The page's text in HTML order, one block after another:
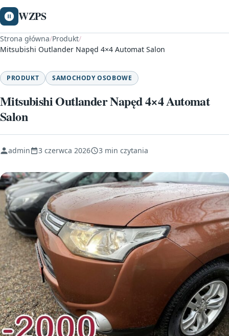
WZPS
Strona główna/Produkt/
Mitsubishi Outlander Napęd 4×4 Automat Salon
PRODUKT SAMOCHODY OSOBOWE
Mitsubishi Outlander Napęd 4×4 Automat
Salon
admin 3 czerwca 2026 3 min czytania